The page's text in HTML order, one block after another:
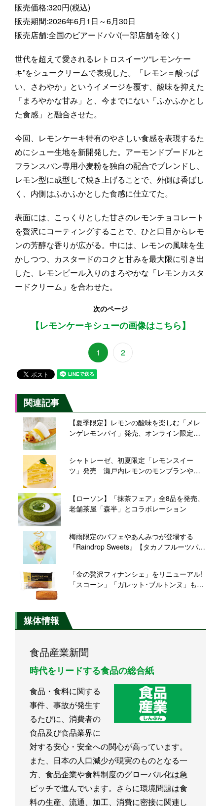
販売価格:320円(税込)
販売期間:2026年6月1日～6月30日
販売店舗:全国のビアードパパ(一部店舗を除く)
世代を超えて愛されるレトロスイーツ“レモンケー
キ”をシュークリームで表現した。「レモン＝酸っぱ
い、さわやか」というイメージを覆す、酸味を抑えた
「まろやかな甘み」と、今までにない「ふかふかとし
た食感」と融合させた。
今回、レモンケーキ特有のやさしい食感を表現するた
めにシュー生地を新開発した。アーモンドプードルと
フランスパン専用小麦粉を独自の配合でブレンドし、
レモン型に成型して焼き上げることで、外側は香ばし
く、内側はふかふかとした食感に仕立てた。
表面には、こっくりとした甘さのレモンチョコレート
を贅沢にコーティングすることで、ひと口目からレモ
ンの芳醇な香りが広がる。中には、レモンの風味を生
かしつつ、カスタードのコクと甘みを最大限に引き出
した、レモンピール入りのまろやかな「レモンカスタ
ードクリーム」を合わせた。
次のページ
【レモンケーキシューの画像はこちら】
1 2
関連記事
【夏季限定】レモンの酸味を楽しむ「メレ
ンゲレモンパイ」発売、オンライン限定の
シャトレーゼ、初夏限定「レモンスイー
ツ」発売 瀬戸内レモンのモンブランやク
【ローソン】「抹茶フェア」全8品を発売、
老舗茶屋「森半」とコラボレーション
梅雨限定のパフェやあんみつが登場する
『Raindrop Sweets』【タカノフルーツパー
「金の贅沢フィナンシェ」をリニューアル!
「スコーン」「ガレット･ブルトンヌ」も同
媒体情報
食品産業新聞
時代をリードする食品の総合紙
食品・食料に関する
事件、事故が発生す
るたびに、消費者の
食品及び食品業界に
対する安心・安全への関心が高っています。
また、日本の人口減少が現実のものとなる一
方、食品企業や食料制度のグローバル化は急
ピッチで進んでいます。さらに環境問題は食
料の生産、流通、加工、消費に密接に関連し